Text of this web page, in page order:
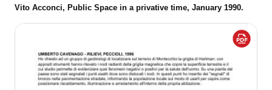
Vito Acconci, Public Space in a privative time, January 1990.